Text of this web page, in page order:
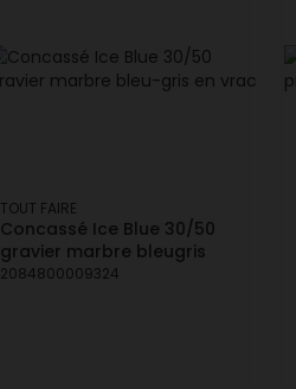
TOUT FAIRE
Concassé Ice Blue 30/50
gravier marbre bleugris
2084800009324